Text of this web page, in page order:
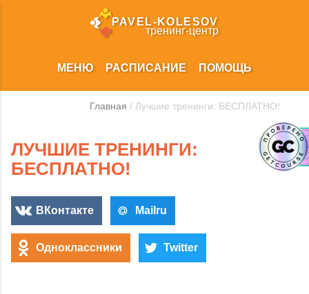
PAVEL‑KOLESOV
тренинг‑центр
МЕНЮ РАСПИСАНИЕ ПОМОЩЬ
Главная / Лучшие тренинги: БЕСПЛАТНО!
ЛУЧШИЕ ТРЕНИНГИ:
БЕСПЛАТНО!
ВКонтакте Mailru
Одноклассники Twitter